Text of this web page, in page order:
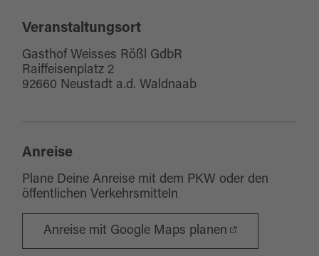
Veranstaltungsort
Gasthof Weisses Rößl GdbR
Raiffeisenplatz 2
92660 Neustadt a.d. Waldnaab
Anreise
Plane Deine Anreise mit dem PKW oder den
öffentlichen Verkehrsmitteln
Anreise mit Google Maps planen